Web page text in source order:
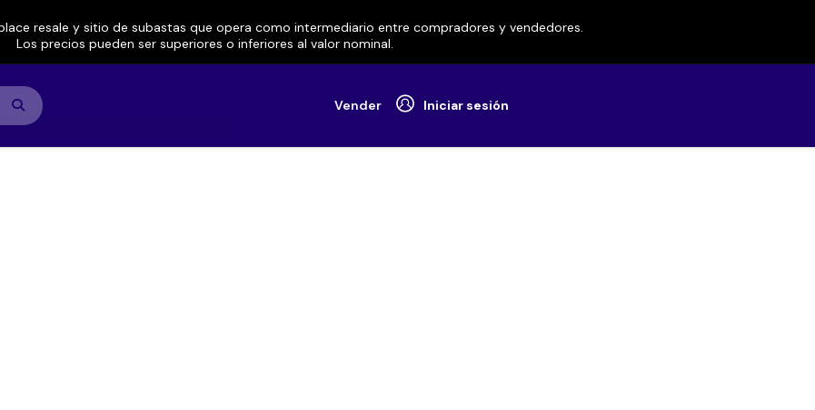
resale y sitio de subastas que opera como intermediario entre compradores y vendedores.
Los precios pueden ser superiores o inferiores al valor nominal.
Vender Iniciar sesión